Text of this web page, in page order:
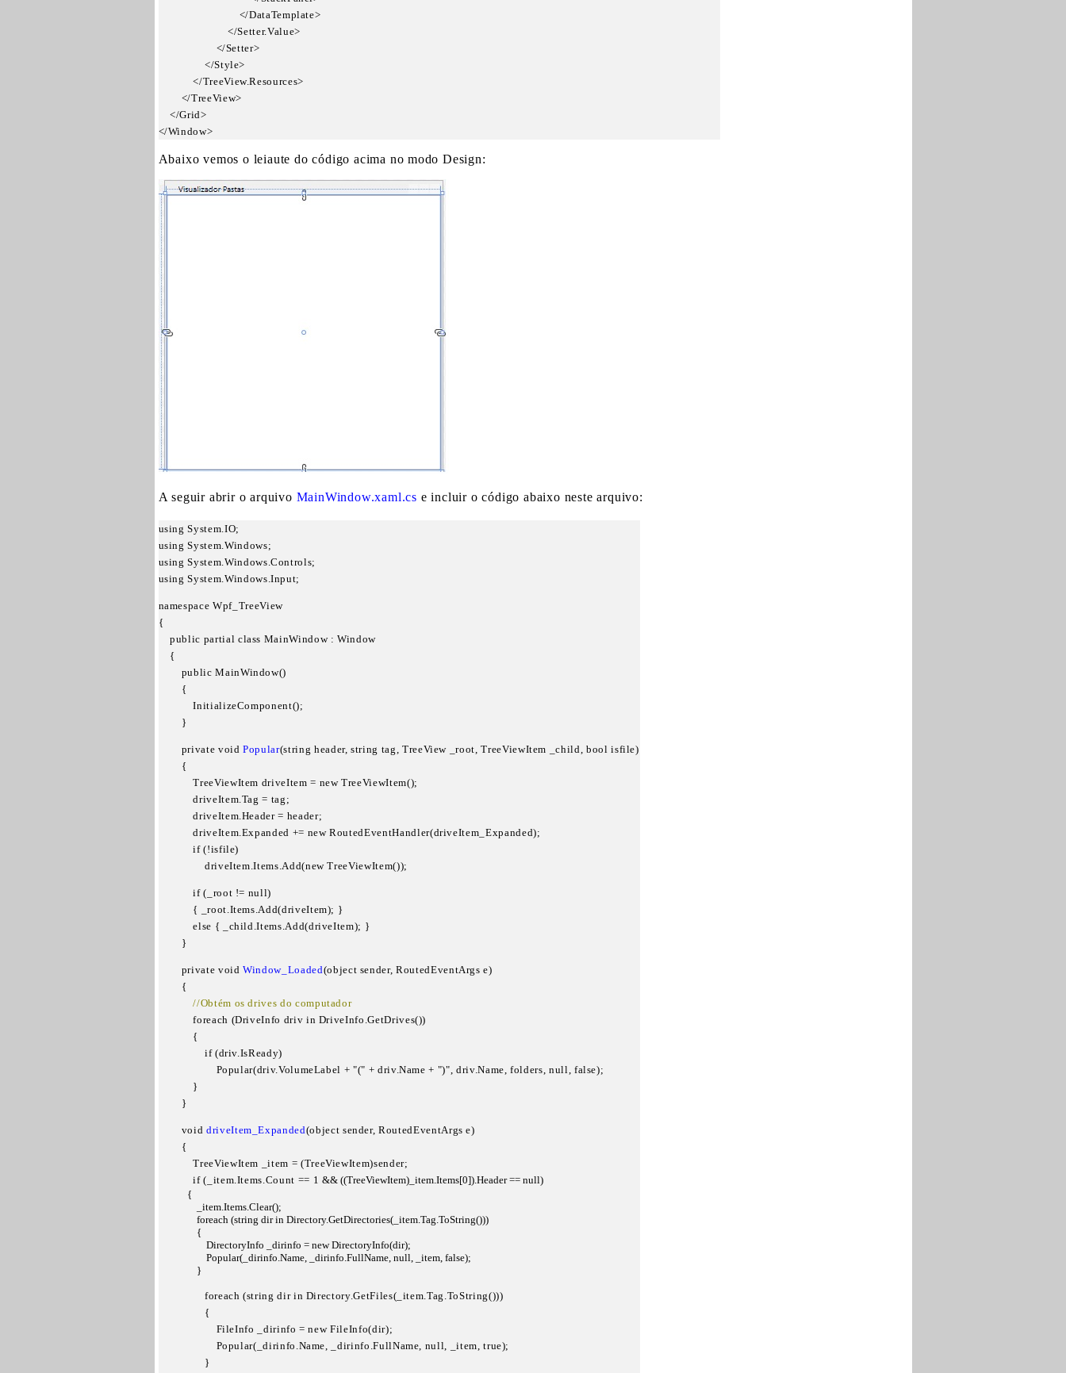
                            </DataTemplate>
                        </Setter.Value>
                    </Setter>
                </Style>
            </TreeView.Resources>
        </TreeView>
    </Grid>
</Window>
Abaixo vemos o leiaute do código acima no modo Design:
A seguir abrir o arquivo MainWindow.xaml.cs e incluir o código abaixo neste arquivo:
using System.IO;
using System.Windows;
using System.Windows.Controls;
using System.Windows.Input;
namespace Wpf_TreeView
{
    public partial class MainWindow : Window
    {
        public MainWindow()
        {
            InitializeComponent();
        }
        private void
Popular(string header, string tag, TreeView _root, TreeViewItem _child, bool isfile)
        {
            TreeViewItem driveItem = new TreeViewItem();
            driveItem.Tag = tag;
            driveItem.Header = header;
            driveItem.Expanded += new RoutedEventHandler(driveItem_Expanded);
            if (!isfile)
                driveItem.Items.Add(new TreeViewItem());
            if (_root != null)
            { _root.Items.Add(driveItem); }
            else { _child.Items.Add(driveItem); }
        }
        private void
Window_Loaded(object sender, RoutedEventArgs e)
        {
  //Obtém os drives do computador
            foreach (DriveInfo driv in DriveInfo.GetDrives())
            {
                if (driv.IsReady)
                    Popular(driv.VolumeLabel + "(" + driv.Name + ")", driv.Name, folders, null, false);
            }
        }
        void
driveItem_Expanded(object sender, RoutedEventArgs e)
        {
            TreeViewItem _item = (TreeViewItem)sender;
            if (_item.Items.Count == 1
&& ((TreeViewItem)_item.Items[0]).Header == null)
            {
                _item.Items.Clear();
                foreach (string dir in Directory.GetDirectories(_item.Tag.ToString()))
                {
                    DirectoryInfo _dirinfo = new DirectoryInfo(dir);
                    Popular(_dirinfo.Name, _dirinfo.FullName, null, _item, false);
                }
                foreach (string dir in Directory.GetFiles(_item.Tag.ToString()))
                {
                    FileInfo _dirinfo = new FileInfo(dir);
                    Popular(_dirinfo.Name, _dirinfo.FullName, null, _item, true);
                }